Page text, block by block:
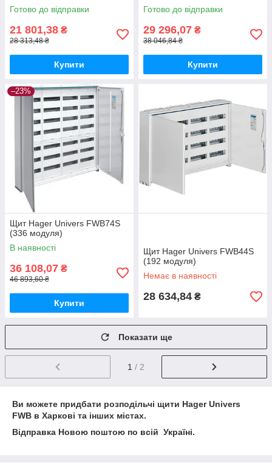
Готово до відправки
21 801,38 ₴
28 313,48 ₴
Купити
Готово до відправки
29 296,07 ₴
38 046,84 ₴
Купити
–23%
Щит Hager Univers FWB74S
(336 модуля)
В наявності
36 108,07 ₴
46 893,60 ₴
Купити
Щит Hager Univers FWB44S
(192 модуля)
Немає в наявності
28 634,84 ₴
Показати ще
1 / 2
Ви можете придбати розподільчі щити Hager Univers
FWB в Харкові та інших містах.
Відправка Новою поштою по всій Україні.